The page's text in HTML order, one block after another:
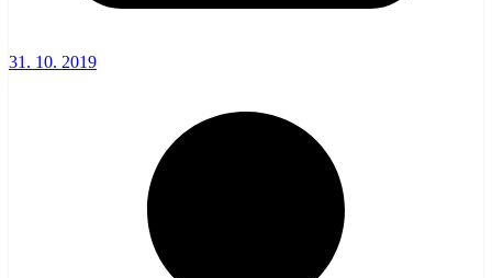
31. 10. 2019